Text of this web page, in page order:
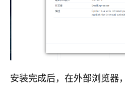
安装完成后，在外部浏览器